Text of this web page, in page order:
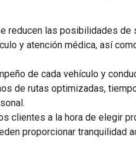
reducen las posibilidades de
y atención médica, así
de cada vehículo y
de rutas optimizadas,
clientes a la hora de elegir
proporcionar tranquilidad